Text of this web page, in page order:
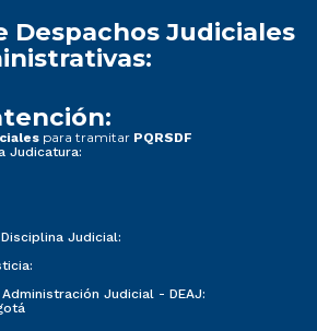
Despachos Judiciales
para tramitar PQRSDF
Judicatura:
Judicial:
Judicial - DEAJ: